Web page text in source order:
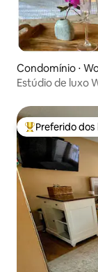
Condomínio ⋅
Estúdio de luxo
Entre os
Preferido